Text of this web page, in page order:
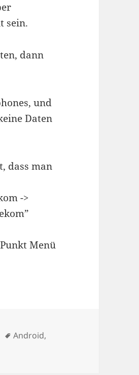
sein.
dann
und
Daten
dass man
->
Menü
Schlagwörter
Android,
12